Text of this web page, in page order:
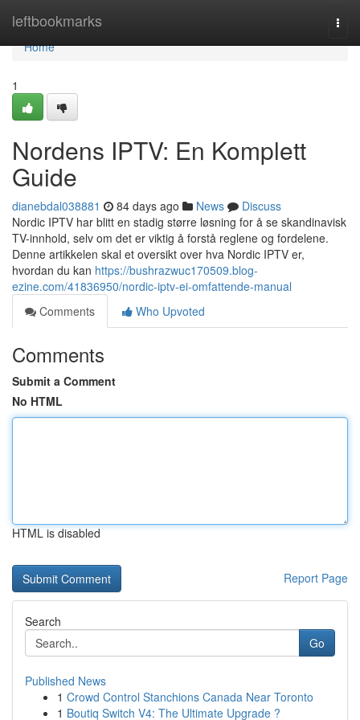
leftbookmarks
Home
Home
1
Nordens IPTV: En Komplett
Guide
dianebdal038881 84 days ago News
Discuss
Nordic IPTV har blitt en stadig større løsning for å se skandinavisk
TV-innhold, selv om det er viktig å forstå reglene og fordelene.
Denne artikkelen skal et oversikt over hva Nordic IPTV er,
hvordan du kan https://bushrazwuc170509.blog-
ezine.com/41836950/nordic-iptv-ei-omfattende-manual
Comments
Who Upvoted
Comments
Submit a Comment
No HTML
HTML is disabled
Report Page
Search
Go
Published News
1 Crowd Control Stanchions Canada Near Toronto
1 Boutiq Switch V4: The Ultimate Upgrade ?